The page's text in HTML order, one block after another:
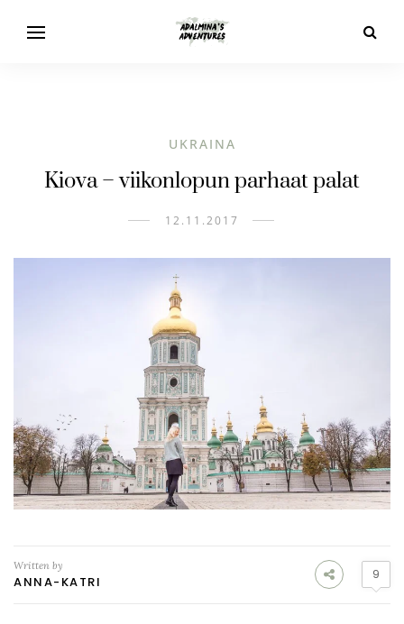
UKRAINA
Kiova – viikonlopun parhaat palat
12.11.2017
Written by
ANNA-KATRI 9